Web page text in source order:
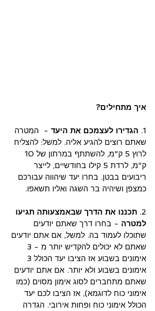
איך מתחילים?
1. הגדירו לעצמכם את היעד -  המטרה
שאתם רוצים להגיע אליה. למשל: להצליח
ק"מ, לרדת 5 קילו בחודשיים, לייצר
ריבועים בבטן. בחרו יעד שיהווה עבורכם
כמצפן ושיהיה בר השגה ואליו תשאפו.
2. תכננו את הדרך שבאמצעותה תגיעו
למטרה - בחרו דרך שאתם יודעים
שתוכלו לעמוד בה. למשל, אם אתם יודעים
אימונים בשבוע ולא יותר. אם אתם יודעים
שאתם מתחברים לסוג אימון מסוים (כמו
אימוני כוח לדוגמא), אז הציבו לכם יעד
הכולל אימוני כוח ופחות אירובי. הגדרה